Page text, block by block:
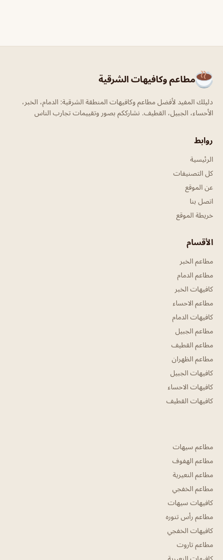
مطاعم وكافيهات الشرقية
دليلك المفيد لأفضل مطاعم وكافيهات المنطقة الشرقية: الدمام، الخبر،
الأحساء، الجبيل، القطيف. نشارككم بصور وتقييمات تجارب الناس
روابط
الرئيسية
كل التصنيفات
عن الموقع
اتصل بنا
خريطة الموقع
الأقسام
مطاعم الخبر
مطاعم الدمام
كافيهات الخبر
مطاعم الاحساء
كافيهات الدمام
مطاعم الجبيل
مطاعم القطيف
مطاعم الظهران
كافيهات الجبيل
كافيهات الاحساء
كافيهات القطيف
مطاعم سيهات
مطاعم الهفوف
مطاعم النعيرية
مطاعم الخفجي
كافيهات سيهات
مطاعم رأس تنوره
كافيهات الخفجي
مطاعم تاروت